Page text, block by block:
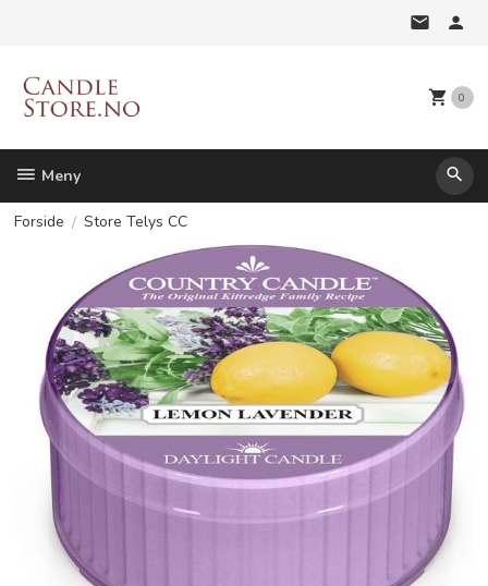
0
Meny
Forside Store Telys CC